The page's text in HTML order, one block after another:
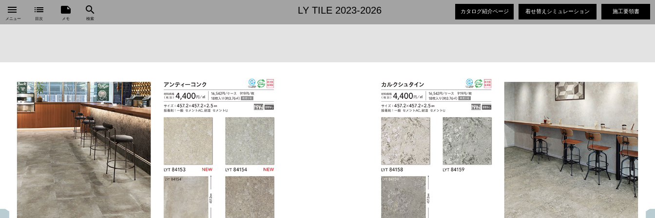
menu
メニュー
LY TILE 2023-2026
list
目次
note
メモ
search
検索
カタログ紹介ページ 着せ替えシミュレーション 施工要領書